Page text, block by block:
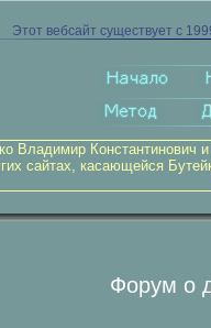
Этот вебсайт существует с
Владимир Константинович
сайтах, касающейся
Форум о